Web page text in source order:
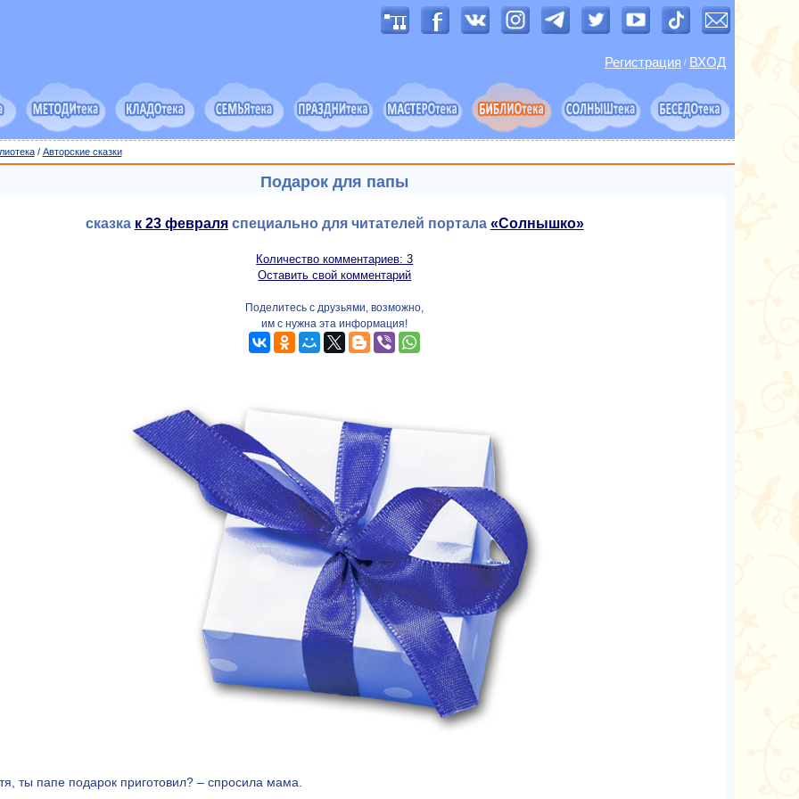
Регистрация / ВХОД
/ Авторские сказки
Подарок для папы
сказка к 23 февраляспециально для читателей портала «Солнышко»
Количество комментариев: 3
Оставить свой комментарий
Поделитесь с друзьями, возможно,
им с нужна эта информация!
ты папе подарок приготовил? – спросила мама.